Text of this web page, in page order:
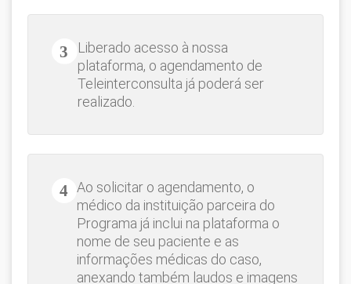
Liberado acesso à nossa
plataforma, o agendamento de
Teleinterconsulta já poderá ser
realizado.
Ao solicitar o agendamento, o
médico da instituição parceira do
Programa já inclui na plataforma o
nome de seu paciente e as
informações médicas do caso,
anexando também laudos e imagens